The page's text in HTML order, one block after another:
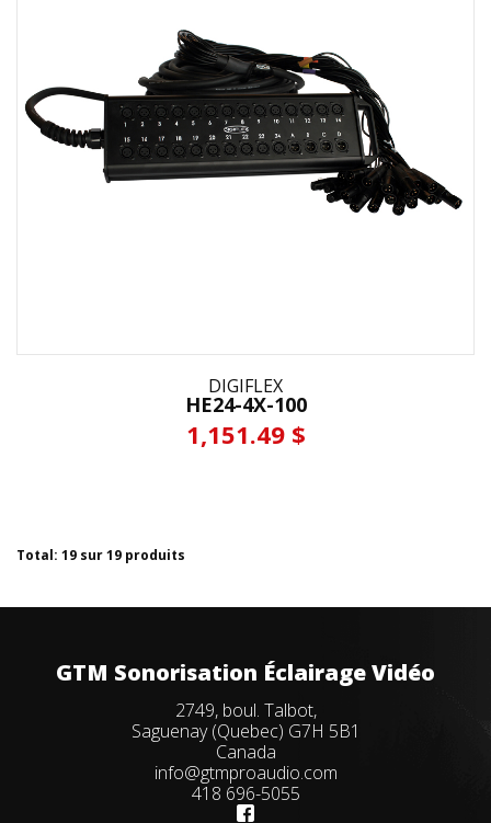
DIGIFLEX
HE24-4X-100
1,151.49 $
Total: 19 sur 19 produits
GTM Sonorisation Éclairage Vidéo
2749, boul. Talbot,
Saguenay (Quebec) G7H 5B1
Canada
info@gtmproaudio.com
418 696-5055